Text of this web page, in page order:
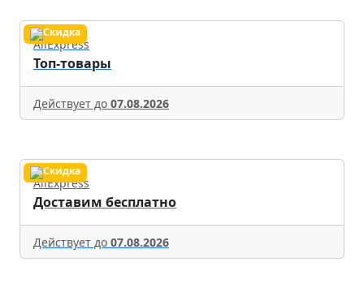
AliExpress
Топ-товары
Действует до 07.08.2026
AliExpress
Доставим бесплатно
Действует до 07.08.2026